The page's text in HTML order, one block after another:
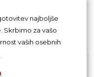
najboljše
Skrbimo za vašo
vaših osebnih